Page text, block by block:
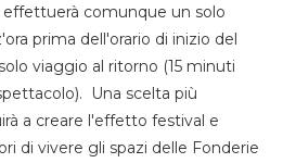
effettuerà comunque un solo
prima dell'orario di inizio del
viaggio al ritorno (15 minuti
Una scelta più
a creare l'effetto festival e
di vivere gli spazi delle Fonderie